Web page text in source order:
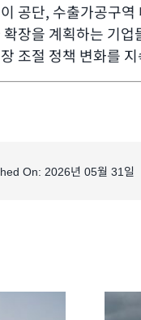
공단, 수출가공구
장을 계획하는 기
조절 정책 변화를
On: 2026년 05월 31일